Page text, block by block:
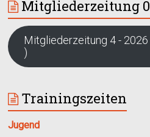
Mitgliederzeitung
Mitgliederzeitung 4 -
)
Trainingszeiten
Jugend